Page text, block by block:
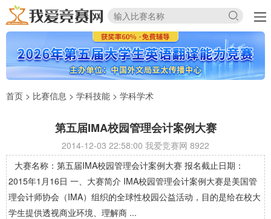
首页 > 比赛信息 > 学科技能 > 学科学术
第五届IMA校园管理会计案例大赛
2014-12-03 22:58:00 我爱竞赛网 8922
大赛名称：第五届IMA校园管理会计案例大赛 报名截止日期：
2015年1月16日 一、大赛简介 IMA校园管理会计案例大赛是美国管
理会计师协会（IMA）组织的全球性校园公益活动，目的是给在校大
学生提供透视商业环境、理解商 ...